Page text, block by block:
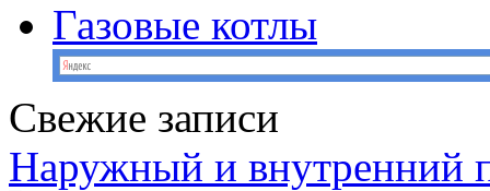
Газовые котлы
Свежие записи
Наружный и внутренний